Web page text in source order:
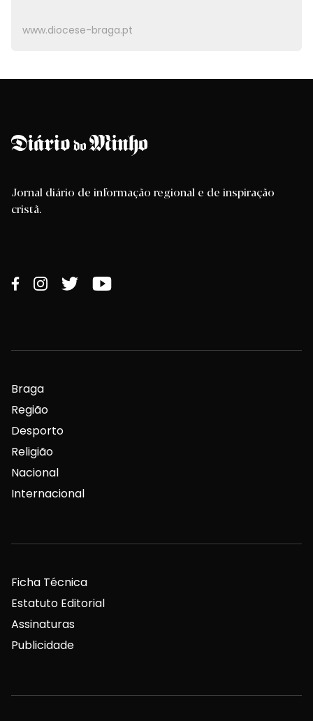
www.diocese-braga.pt
Jornal diário de informação regional e de inspiração
cristã.
Braga
Região
Desporto
Religião
Nacional
Internacional
Ficha Técnica
Estatuto Editorial
Assinaturas
Publicidade